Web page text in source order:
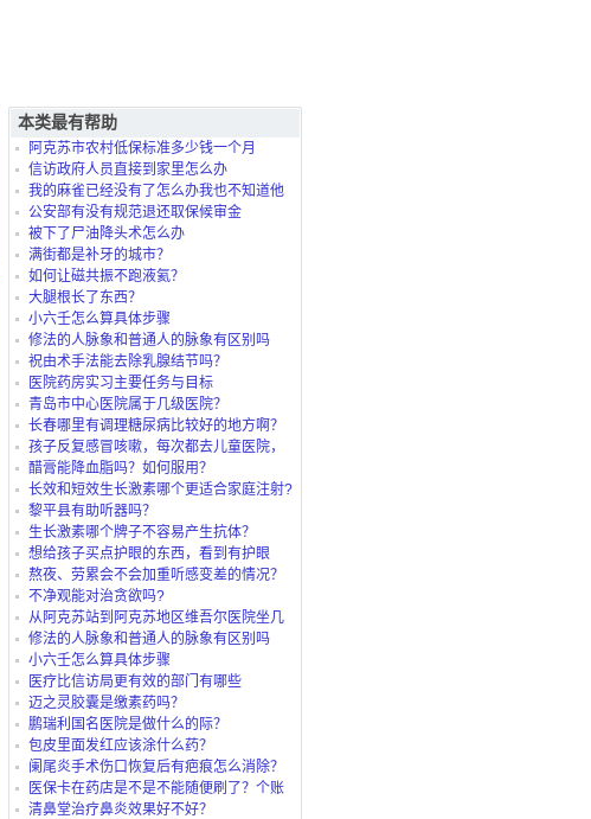
本类最有帮助
阿克苏市农村低保标准多少钱一个月
信访政府人员直接到家里怎么办
我的麻雀已经没有了怎么办我也不知道他
是怎么死的？
公安部有没有规范退还取保候审金
被下了尸油降头术怎么办
满街都是补牙的城市？
如何让磁共振不跑液氦？
大腿根长了东西？
小六壬怎么算具体步骤
修法的人脉象和普通人的脉象有区别吗
祝由术手法能去除乳腺结节吗？
医院药房实习主要任务与目标
青岛市中心医院属于几级医院？
长春哪里有调理糖尿病比较好的地方啊？
孩子反复感冒咳嗽，每次都去儿童医院，
太折腾了，北
醋膏能降血脂吗？如何服用？
长效和短效生长激素哪个更适合家庭注射?
黎平县有助听器吗？
生长激素哪个牌子不容易产生抗体？
想给孩子买点护眼的东西，看到有护眼
仪、护眼灯、还
熬夜、劳累会不会加重听感变差的情况？
不净观能对治贪欲吗?
从阿克苏站到阿克苏地区维吾尔医院坐几
路公交
修法的人脉象和普通人的脉象有区别吗
小六壬怎么算具体步骤
医疗比信访局更有效的部门有哪些
迈之灵胶囊是缴素药吗？
鹏瑞利国名医院是做什么的际？
包皮里面发红应该涂什么药？
阑尾炎手术伤口恢复后有疤痕怎么消除？
医保卡在药店是不是不能随便刷了？个账
“白名单”是
清鼻堂治疗鼻炎效果好不好？